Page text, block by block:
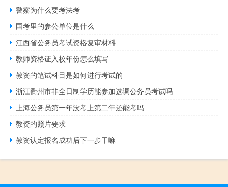
警察为什么要考法考
国考里的参公单位是什么
江西省公务员考试资格复审材料
教师资格证入校年份怎么填写
教资的笔试科目是如何进行考试的
浙江衢州市非全日制学历能参加选调公务员考试吗
上海公务员第一年没考上第二年还能考吗
教资的照片要求
教资认定报名成功后下一步干嘛